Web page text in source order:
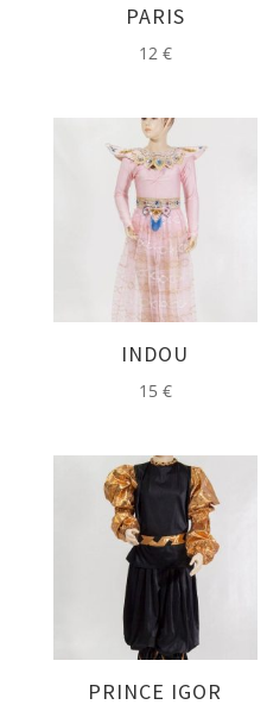
PARIS
12 €
INDOU
15 €
PRINCE IGOR